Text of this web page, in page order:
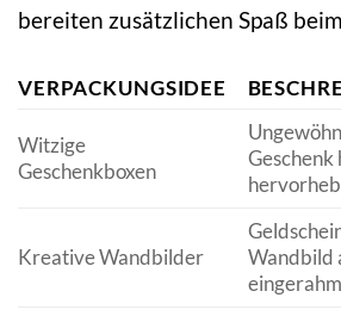
bereiten zusätzlichen Spaß
VERPACKUNGSIDEE
Witzige
Geschenkboxen
Kreative Wandbilder
Wandbild